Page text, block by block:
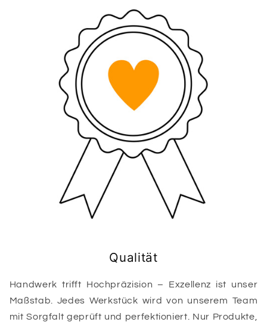
Qualität
Handwerk trifft Hochpräzision – Exzellenz ist unser
Maßstab. Jedes Werkstück wird von unserem Team
mit Sorgfalt geprüft und perfektioniert. Nur Produkte,